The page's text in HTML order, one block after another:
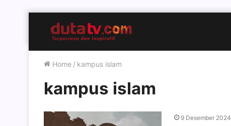
Home / kampus islam
kampus islam
9 Desember 2024